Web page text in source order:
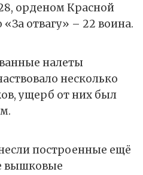
орденом Красной
отвагу» – 22 воина.
налеты
несколько
ущерб от них был
построенные ещё
вышковые